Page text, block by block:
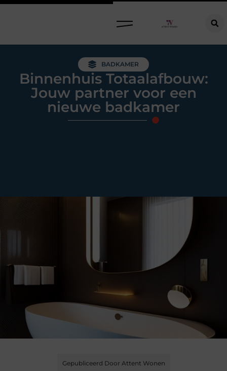
BADKAMER
Binnenhuis Totaalafbouw:
Jouw partner voor een
nieuwe badkamer
Gepubliceerd Door Attent Wonen